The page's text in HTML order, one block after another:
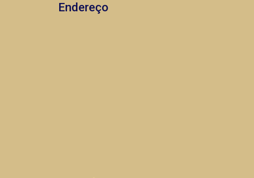
Endereço